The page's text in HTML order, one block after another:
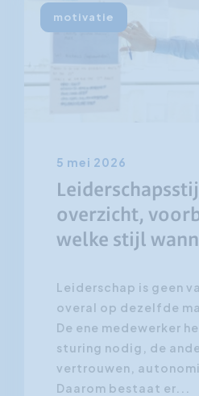
motivatie
5 mei 2026
overzicht,
welke stijl
Leiderschap is geen
overal op dezelfde
De ene medewerker
sturing nodig, de
vertrouwen,
Daarom bestaat er...